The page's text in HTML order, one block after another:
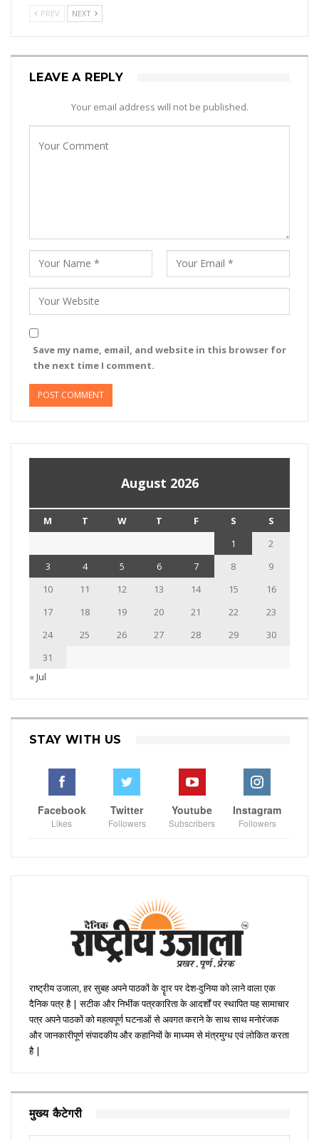
PREV NEXT
LEAVE A REPLY
Your email address will not be published.
Save my name, email, and website in this browser for
the next time I comment.
August 2026
M T W T F S
S
1
2
3
4 5 6 7 8
9
10
11 12 13 14 15
16
17
18 19 20 21 22
23
24
25 26 27 28 29
30
31
« Jul
STAY WITH US
Facebook
Likes
Twitter
Followers
Youtube
Subscribers
Instagram
Followers
राष्ट्रीय उजाला, हर सुबह अपने पाठकों के दॄार पर देश-दुनिया को लाने वाला एक
दैनिक पत्र है | सटीक और निभींक पत्रकारिता के आदर्शों पर स्थापित यह सामाचार
पत्र अपने पाठकों को महत्वपूर्ण घटनाओं से अवगत कराने के साथ साथ मनोरंजक
और जानकारीपूर्ण संपादकीय और कहानियों के माध्यम से मंत्रमुग्ध एवं लोकित करता
है |
मुख्य कैटेगरी